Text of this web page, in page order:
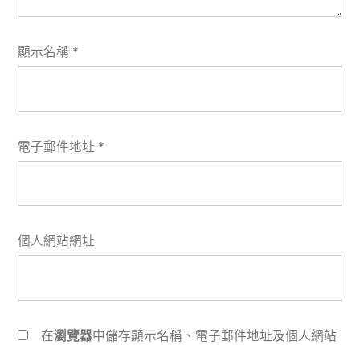
顯示名稱 *
電子郵件地址 *
個人網站網址
在瀏覽器中儲存顯示名稱、電子郵件地址及個人網站